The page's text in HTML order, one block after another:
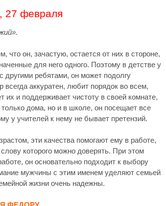
27 февраля
что он, зачастую, остается от них в стороне,
для него одного. Поэтому в детстве у
другими ребятами, он может подолгу
аккуратен, любит порядок во всем,
и поддерживает чистоту в своей комнате,
дома, но и в школе, он посещает все
у учителей к нему не бывает претензий.
эти качества помогают ему в работе,
которого можно доверять. При этом
он основательно подходит к выбору
мужчины с этим именем уделяют семьей
жизни очень надежны.